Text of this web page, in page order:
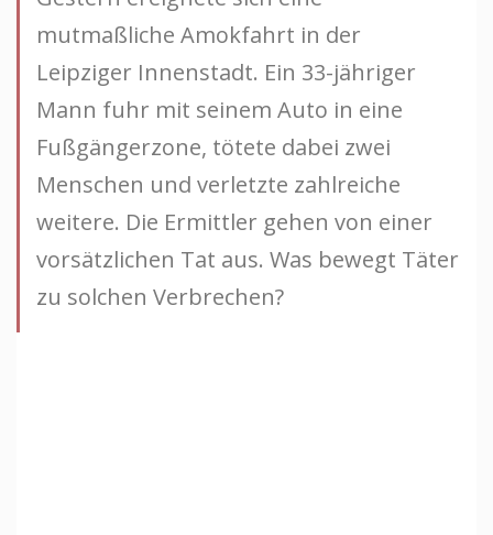
mutmaßliche Amokfahrt in der
Leipziger Innenstadt. Ein 33-jähriger
Mann fuhr mit seinem Auto in eine
Fußgängerzone, tötete dabei zwei
Menschen und verletzte zahlreiche
weitere. Die Ermittler gehen von einer
vorsätzlichen Tat aus. Was bewegt Täter
zu solchen Verbrechen?